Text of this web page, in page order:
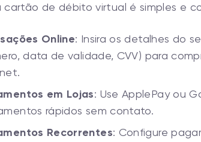
cartão de débito virtual é simples e
Online: Insira os detalhes do
data de validade, CVV) para
em Lojas: Use ApplePay ou
rápidos sem contato.
Recorrentes: Configure